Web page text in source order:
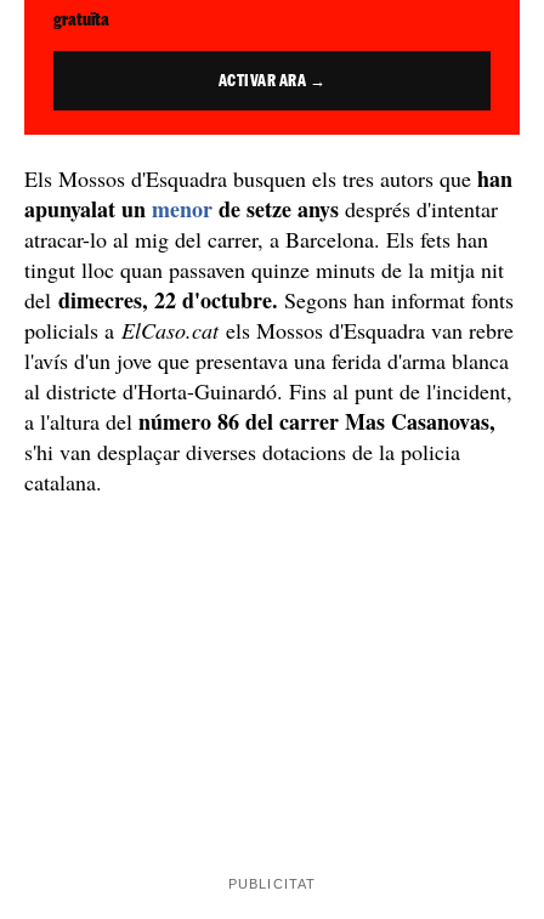
gratuïta
ACTIVAR ARA →
Els Mossos d'Esquadra busquen els tres autors que han
apunyalat unmenorde setze anys després d'intentar
atracar-lo al mig del carrer, a Barcelona. Els fets han
tingut lloc quan passaven quinze minuts de la mitja nit
del dimecres, 22 d'octubre. Segons han informat fonts
policials a ElCaso.cat els Mossos d'Esquadra van rebre
l'avís d'un jove que presentava una ferida d'arma blanca
al districte d'Horta-Guinardó. Fins al punt de l'incident,
a l'altura del número 86 del carrer Mas Casanovas,
s'hi van desplaçar diverses dotacions de la policia
catalana.